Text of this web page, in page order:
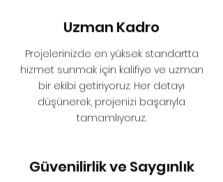
Uzman Kadro
Projelerinizde en yüksek standartta
hizmet sunmak için kalifiye ve uzman
bir ekibi getiriyoruz. Her detayı
düşünerek, projenizi başarıyla
tamamlıyoruz.
Güvenilirlik ve Saygınlık